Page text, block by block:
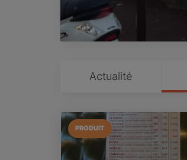
Actualité
PRODUIT